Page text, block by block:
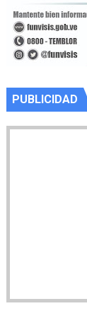
PUBLICIDAD